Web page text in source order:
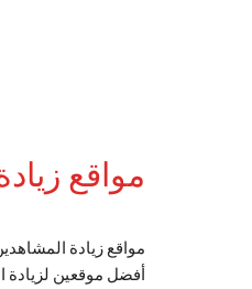
مواقع
أفضل موقعين